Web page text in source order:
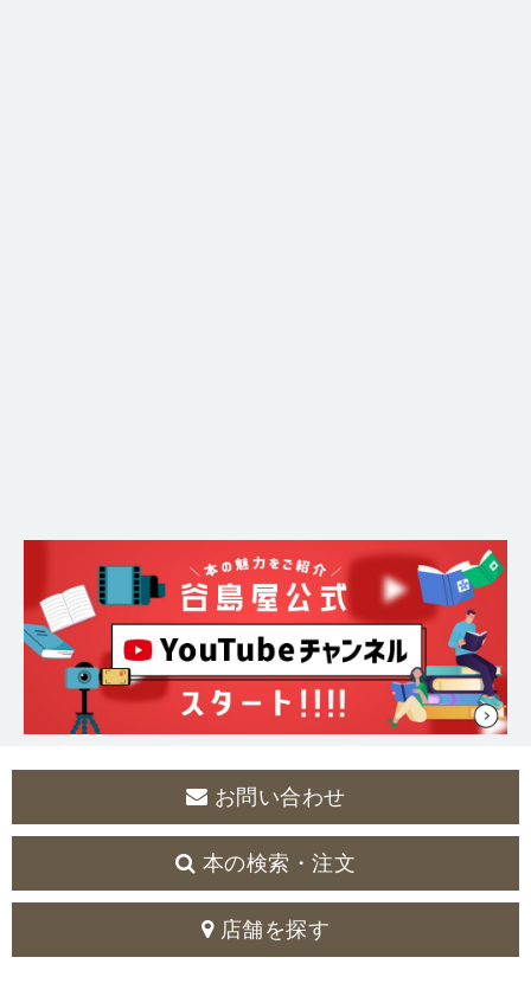
お問い合わせ
本の検索・注文
店舗を探す